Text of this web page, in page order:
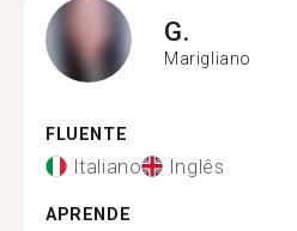
G.
Marigliano
FLUENTE
Italiano Inglês
APRENDE